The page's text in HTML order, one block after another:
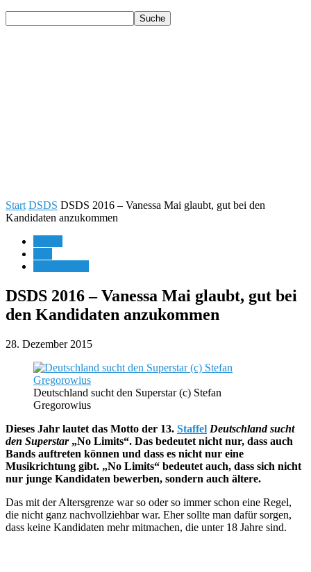
Start DSDS DSDS 2016 – Vanessa Mai glaubt, gut bei den
Kandidaten anzukommen
DSDS 2016 – Vanessa Mai glaubt, gut bei
den Kandidaten anzukommen
28. Dezember 2015
Deutschland sucht den Superstar (c) Stefan
Gregorowius
Dieses Jahr lautet das Motto der 13. Staffel Deutschland sucht
den Superstar„No Limits“. Das bedeutet nicht nur, dass auch
Bands auftreten können und dass es nicht nur eine
Musikrichtung gibt. „No Limits“ bedeutet auch, dass sich nicht
nur junge Kandidaten bewerben, sondern auch ältere.
Das mit der Altersgrenze war so oder so immer schon eine Regel,
die nicht ganz nachvollziehbar war. Eher sollte man dafür sorgen,
dass keine Kandidaten mehr mitmachen, die unter 18 Jahre sind.